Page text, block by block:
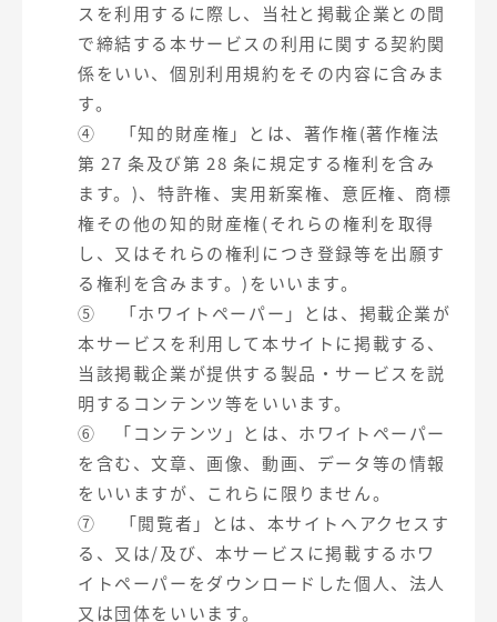
スを利用するに際し、当社と掲載企業との間
で締結する本サービスの利用に関する契約関
係をいい、個別利用規約をその内容に含みま
す。
④ 「知的財産権」とは、著作権(著作権法
第 27 条及び第 28 条に規定する権利を含み
ます。)、特許権、実用新案権、意匠権、商標
権その他の知的財産権(それらの権利を取得
し、又はそれらの権利につき登録等を出願す
る権利を含みます。)をいいます。
⑤ 「ホワイトペーパー」とは、掲載企業が
本サービスを利用して本サイトに掲載する、
当該掲載企業が提供する製品・サービスを説
明するコンテンツ等をいいます。
⑥ 「コンテンツ」とは、ホワイトペーパー
を含む、文章、画像、動画、データ等の情報
をいいますが、これらに限りません。
⑦ 「閲覧者」とは、本サイトへアクセスす
る、又は/及び、本サービスに掲載するホワ
イトペーパーをダウンロードした個人、法人
又は団体をいいます。